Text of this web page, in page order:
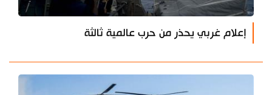
إعلام غربي يحذر من حرب عالمية ثالثة